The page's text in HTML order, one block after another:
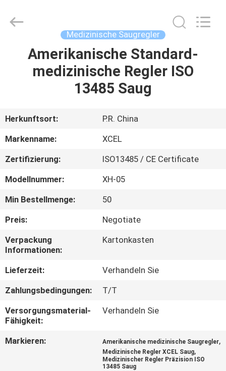
HAUS
ÜBER
UNS
FABRIK-
AUSFLUG
QUALITÄTSKONTROLLE
TRETEN
SIE
MIT
IN
VERBINDUNG
Medizinische Saugregler
Amerikanische Standard-
medizinische Regler ISO
13485 Saug
Herkunftsort:
P.R. China
Markenname:
XCEL
Zertifizierung:
ISO13485 / CE Certificate
Modellnummer:
XH-05
Min Bestellmenge:
50
Preis:
Negotiate
Verpackung
Informationen:
Kartonkasten
Lieferzeit:
Verhandeln Sie
Zahlungsbedingungen:
T/T
Versorgungsmaterial-
Fähigkeit:
Verhandeln Sie
Markieren: Amerikanische medizinische Saugregler,
Medizinische Regler XCEL Saug,
Medizinischer Regler Präzision ISO
13485 Saug